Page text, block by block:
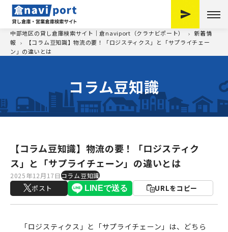
中部地区の貸し倉庫検索サイト｜倉naviport（クラナビポート）
新着情
報
【コラム豆知識】物流の要！「ロジスティクス」と「サプライチェー
ン」の違いとは
コラム豆知識
【コラム豆知識】物流の要！「ロジスティク
ス」と「サプライチェーン」の違いとは
2025年12月17日コラム豆知識
ポスト URLをコピー
「ロジスティクス」と「サプライチェーン」は、どちら